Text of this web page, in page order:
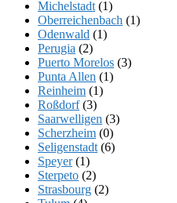
Michelstadt (1)
Oberreichenbach (1)
Odenwald (1)
Perugia (2)
Puerto Morelos (3)
Punta Allen (1)
Reinheim (1)
Roßdorf(3)
Saarwelligen (3)
Scherzheim (0)
Seligenstadt (6)
Speyer(1)
Sterpeto (2)
Strasbourg (2)